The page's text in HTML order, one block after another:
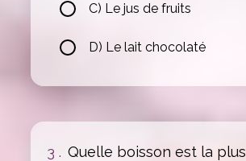
C) Le jus de fruits
D) Le lait chocolaté
3 . Quelle boisson est la plus